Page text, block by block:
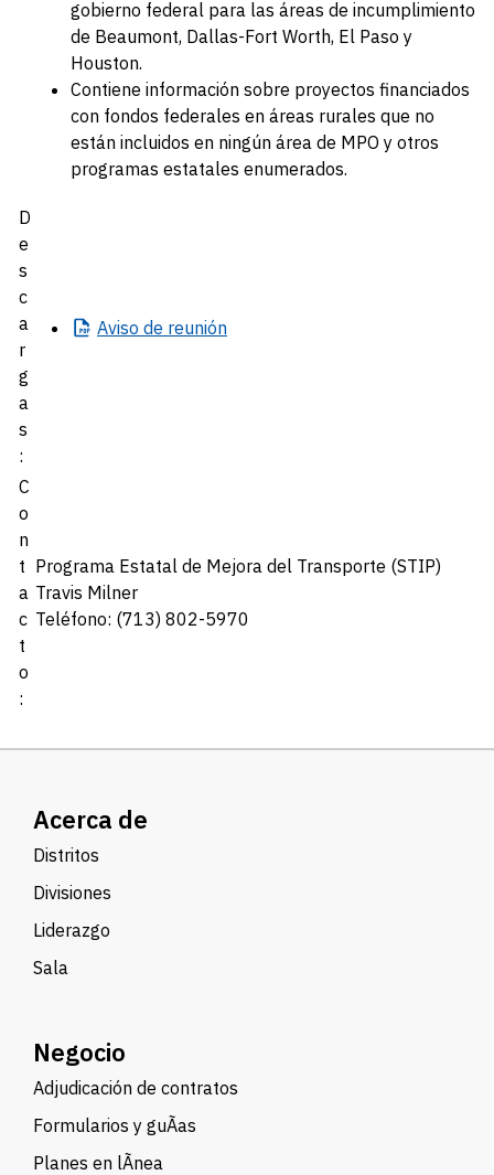
gobierno federal para las áreas de incumplimiento
de Beaumont, Dallas-Fort Worth, El Paso y
Houston.
Contiene información sobre proyectos financiados
con fondos federales en áreas rurales que no
están incluidos en ningún área de MPO y otros
programas estatales enumerados.
D
e
s
c
a
r
g
a
s
:
Aviso de reunión
C
o
n
t
a
c
t
o
:
Programa Estatal de Mejora del Transporte (STIP)
Travis Milner
Teléfono: (713) 802-5970
Acerca de
Distritos
Divisiones
Liderazgo
Sala
Negocio
Adjudicación de contratos
Formularios y guÃ­as
Planes en lÃ­nea